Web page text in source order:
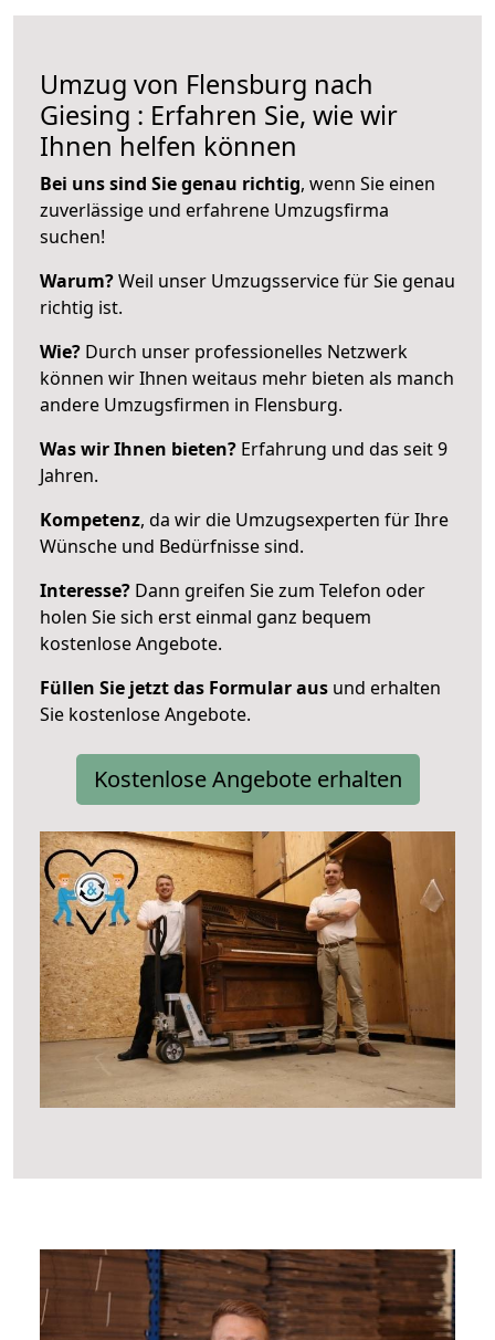
Umzug von Flensburg nach
Giesing : Erfahren Sie, wie wir
Ihnen helfen können
Bei uns sind Sie genau richtig, wenn Sie einen
zuverlässige und erfahrene Umzugsfirma
suchen!
Warum?Weil unser Umzugsservice für Sie genau
richtig ist.
Wie? Durch unser professionelles Netzwerk
können wir Ihnen weitaus mehr bieten als manch
andere Umzugsfirmen in Flensburg.
Was wir Ihnen bieten? Erfahrung und das seit 9
Jahren.
Kompetenz, da wir die Umzugsexperten für Ihre
Wünsche und Bedürfnisse sind.
Interesse? Dann greifen Sie zum Telefon oder
holen Sie sich erst einmal ganz bequem
kostenlose Angebote.
Füllen Sie jetzt das Formular aus und erhalten
Sie kostenlose Angebote.
Kostenlose Angebote erhalten